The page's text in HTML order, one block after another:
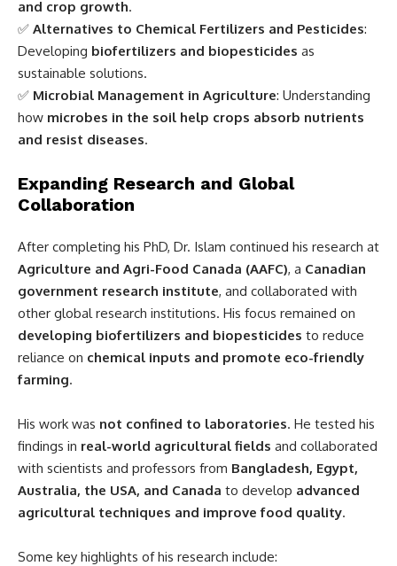
and crop growth.
✅ Alternatives to Chemical Fertilizers and Pesticides:
Developing biofertilizers and biopesticides as
sustainable solutions.
✅ Microbial Management in Agriculture: Understanding
how microbes in the soil help crops absorb nutrients
and resist diseases.
Expanding Research and Global
Collaboration
After completing his PhD, Dr. Islam continued his research at
Agriculture and Agri-Food Canada (AAFC), a Canadian
government research institute, and collaborated with
other global research institutions. His focus remained on
developing biofertilizers and biopesticides to reduce
reliance on chemical inputs and promote eco-friendly
farming.
His work was not confined to laboratories. He tested his
findings in real-world agricultural fields and collaborated
with scientists and professors from Bangladesh, Egypt,
Australia, the USA, and Canada to develop advanced
agricultural techniques and improve food quality.
Some key highlights of his research include: